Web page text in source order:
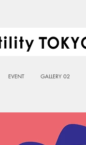
EVENT GALLERY 02